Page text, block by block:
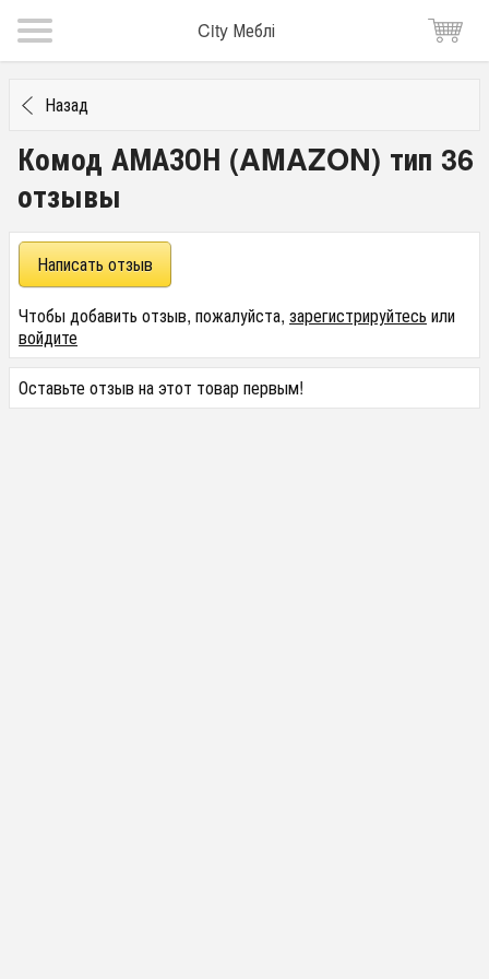
City Меблі
Назад
Комод АМАЗОН (AMAZON) тип 36
отзывы
Написать отзыв
Чтобы добавить отзыв, пожалуйста, зарегистрируйтесь или
войдите
Оставьте отзыв на этот товар первым!